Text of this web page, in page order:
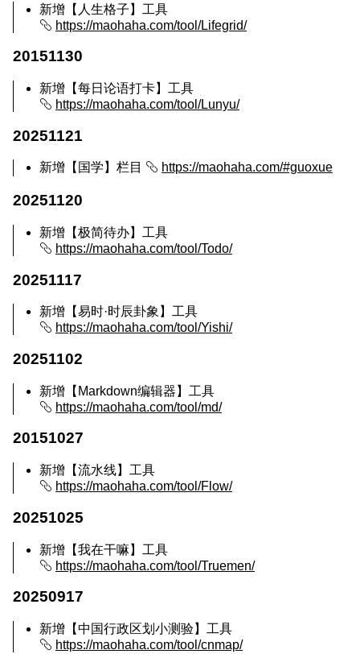
新增【人生格子】工具
https://maohaha.com/tool/Lifegrid/
20151130
新增【每日论语打卡】工具
https://maohaha.com/tool/Lunyu/
20251121
新增【国学】栏目 https://maohaha.com/#guoxue
20251120
新增【极简待办】工具
https://maohaha.com/tool/Todo/
20251117
新增【易时·时辰卦象】工具
https://maohaha.com/tool/Yishi/
20251102
新增【Markdown编辑器】工具
https://maohaha.com/tool/md/
20151027
新增【流水线】工具
https://maohaha.com/tool/Flow/
20251025
新增【我在干嘛】工具
https://maohaha.com/tool/Truemen/
20250917
新增【中国行政区划小测验】工具
https://maohaha.com/tool/cnmap/